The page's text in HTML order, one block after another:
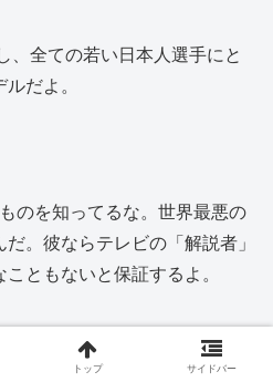
、全ての若い日本人選手にと
だよ。
のを知ってるな。世界最悪の
。彼ならテレビの「解説者」
ともないと保証するよ。
トップ サイドバー